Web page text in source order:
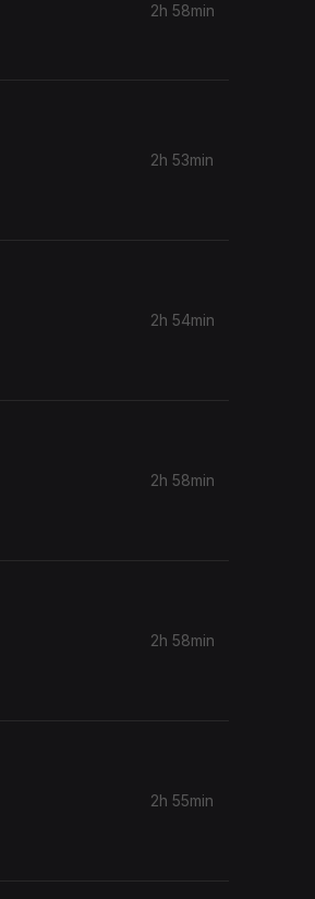
2h 58min
2h 53min
2h 54min
2h 58min
2h 58min
2h 55min